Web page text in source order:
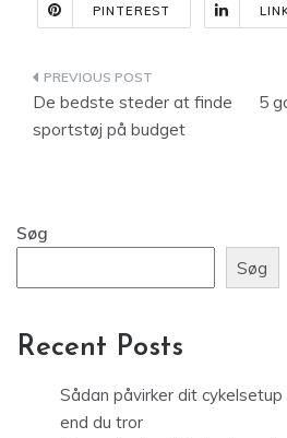
PINTEREST
Indlægsnavigation
De bedste steder at finde
sportstøj på budget
5
Søg
Søg
Recent Posts
Sådan påvirker dit
end du tror